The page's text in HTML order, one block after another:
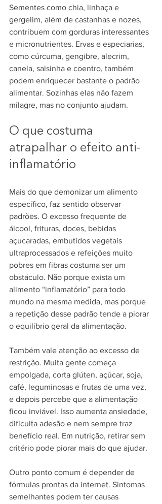
Sementes como chia, linhaça e
gergelim, além de castanhas e nozes,
contribuem com gorduras interessantes
e micronutrientes. Ervas e especiarias,
como cúrcuma, gengibre, alecrim,
canela, salsinha e coentro, também
podem enriquecer bastante o padrão
alimentar. Sozinhas elas não fazem
milagre, mas no conjunto ajudam.
O que costuma
atrapalhar o efeito anti-
inflamatório
Mais do que demonizar um alimento
específico, faz sentido observar
padrões. O excesso frequente de
álcool, frituras, doces, bebidas
açucaradas, embutidos vegetais
ultraprocessados e refeições muito
pobres em fibras costuma ser um
obstáculo. Não porque exista um
alimento “inflamatório” para todo
mundo na mesma medida, mas porque
a repetição desse padrão tende a piorar
o equilíbrio geral da alimentação.
Também vale atenção ao excesso de
restrição. Muita gente começa
empolgada, corta glúten, açúcar, soja,
café, leguminosas e frutas de uma vez,
e depois percebe que a alimentação
ficou inviável. Isso aumenta ansiedade,
dificulta adesão e nem sempre traz
benefício real. Em nutrição, retirar sem
critério pode piorar mais do que ajudar.
Outro ponto comum é depender de
fórmulas prontas da internet. Sintomas
semelhantes podem ter causas